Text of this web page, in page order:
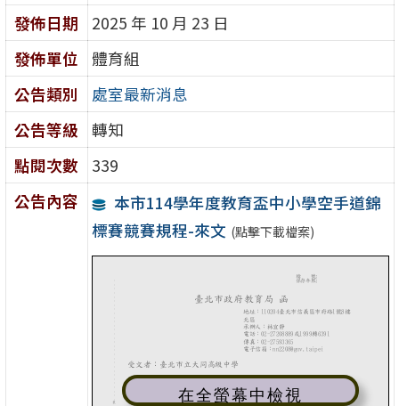
發佈日期
2025 年 10 月 23 日
發佈單位
體育組
公告類別
處室最新消息
公告等級
轉知
點閱次數
339
公告內容
本市114學年度教育盃中小學空手道錦
標賽競賽規程-來文 (點擊下載檔案)
在全螢幕中檢視